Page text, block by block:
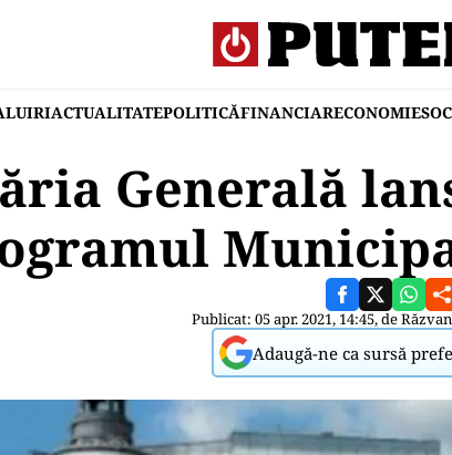
ACTUALITATEPOLITICĂFINANCIARECONOMIE
Generală
Publicat: 05 apr. 2021, 14:45, de
Adaugă-ne ca sursă